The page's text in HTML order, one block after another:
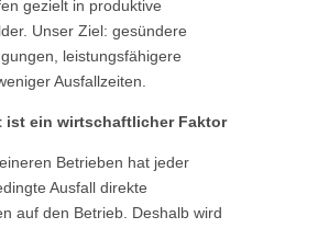
gezielt in produktive
Unser Ziel: gesündere
leistungsfähigere
Ausfallzeiten.
ist ein wirtschaftlicher Faktor
Betrieben hat jeder
Ausfall direkte
auf den Betrieb. Deshalb wird